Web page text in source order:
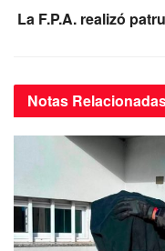
La F.P.A. realizó
Notas